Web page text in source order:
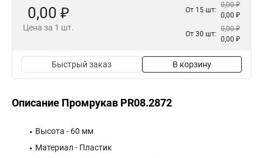
0,00 ₽
Цена за 1 шт.
От 15 шт:
0,00 ₽
0,00 ₽
От 30 шт:
0,00 ₽
0,00 ₽
Быстрый заказ В корзину
Описание Промрукав PR08.2872
Высота - 60 мм
Материал - Пластик